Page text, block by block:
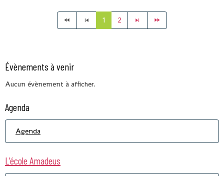
1 2
Évènements à venir
Aucun évènement à afficher.
Agenda
Agenda
L'école Amadeus